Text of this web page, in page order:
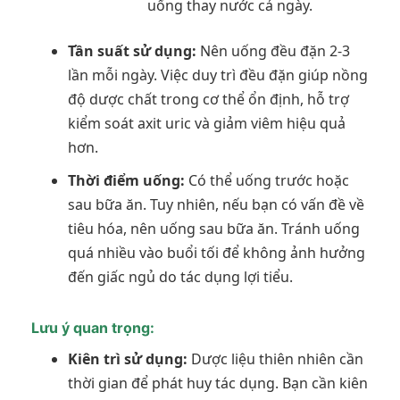
uống thay nước cả ngày.
Tần suất sử dụng: Nên uống đều đặn 2-3
lần mỗi ngày. Việc duy trì đều đặn giúp nồng
độ dược chất trong cơ thể ổn định, hỗ trợ
kiểm soát axit uric và giảm viêm hiệu quả
hơn.
Thời điểm uống: Có thể uống trước hoặc
sau bữa ăn. Tuy nhiên, nếu bạn có vấn đề về
tiêu hóa, nên uống sau bữa ăn. Tránh uống
quá nhiều vào buổi tối để không ảnh hưởng
đến giấc ngủ do tác dụng lợi tiểu.
Lưu ý quan trọng:
Kiên trì sử dụng: Dược liệu thiên nhiên cần
thời gian để phát huy tác dụng. Bạn cần kiên